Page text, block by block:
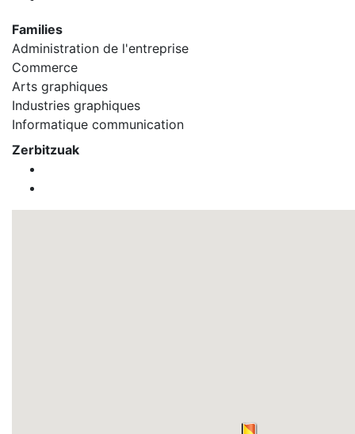
Families
Administration de l'entreprise
Commerce
Arts graphiques
Industries graphiques
Informatique communication
Zerbitzuak